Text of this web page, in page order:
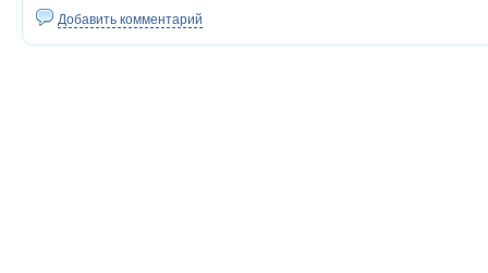
Добавить комментарий